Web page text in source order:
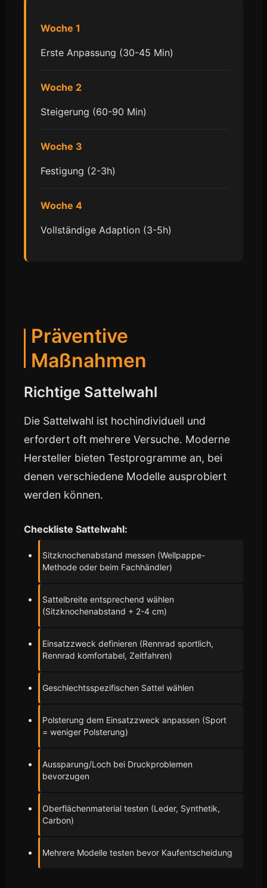
Woche 1
Erste Anpassung (30-45 Min)
Woche 2
Steigerung (60-90 Min)
Woche 3
Festigung (2-3h)
Woche 4
Vollständige Adaption (3-5h)
Präventive
Maßnahmen
Richtige Sattelwahl
Die Sattelwahl ist hochindividuell und
erfordert oft mehrere Versuche. Moderne
Hersteller bieten Testprogramme an, bei
denen verschiedene Modelle ausprobiert
werden können.
Checkliste Sattelwahl:
Sitzknochenabstand messen (Wellpappe-
Methode oder beim Fachhändler)
Sattelbreite entsprechend wählen
(Sitzknochenabstand + 2-4 cm)
Einsatzzweck definieren (Rennrad sportlich,
Rennrad komfortabel, Zeitfahren)
Geschlechtsspezifischen Sattel wählen
Polsterung dem Einsatzzweck anpassen (Sport
= weniger Polsterung)
Aussparung/Loch bei Druckproblemen
bevorzugen
Oberflächenmaterial testen (Leder, Synthetik,
Carbon)
Mehrere Modelle testen bevor Kaufentscheidung